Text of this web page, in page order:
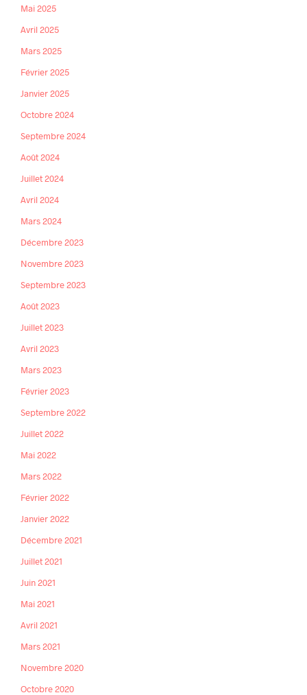
Mai 2025
Avril 2025
Mars 2025
Février 2025
Janvier 2025
Octobre 2024
Septembre 2024
Août 2024
Juillet 2024
Avril 2024
Mars 2024
Décembre 2023
Novembre 2023
Septembre 2023
Août 2023
Juillet 2023
Avril 2023
Mars 2023
Février 2023
Septembre 2022
Juillet 2022
Mai 2022
Mars 2022
Février 2022
Janvier 2022
Décembre 2021
Juillet 2021
Juin 2021
Mai 2021
Avril 2021
Mars 2021
Novembre 2020
Octobre 2020